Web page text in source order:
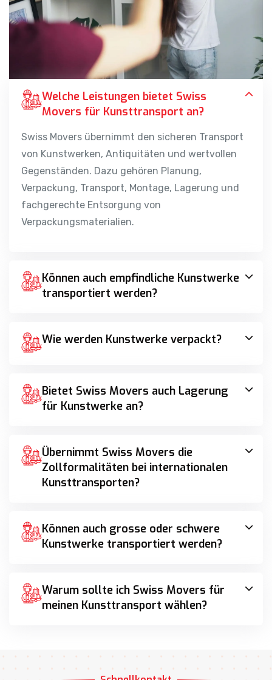
Welche Leistungen bietet Swiss
Movers für Kunsttransport an?
Swiss Movers übernimmt den sicheren Transport
von Kunstwerken, Antiquitäten und wertvollen
Gegenständen. Dazu gehören Planung,
Verpackung, Transport, Montage, Lagerung und
fachgerechte Entsorgung von
Verpackungsmaterialien.
Können auch empfindliche Kunstwerke
transportiert werden?
Wie werden Kunstwerke verpackt?
Bietet Swiss Movers auch Lagerung
für Kunstwerke an?
Übernimmt Swiss Movers die
Zollformalitäten bei internationalen
Kunsttransporten?
Können auch grosse oder schwere
Kunstwerke transportiert werden?
Warum sollte ich Swiss Movers für
meinen Kunsttransport wählen?
Schnellkontakt